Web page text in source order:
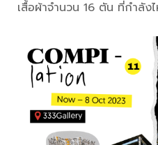
เสื้อผ้าจำนวน 16 ตัน ที่กำลัง